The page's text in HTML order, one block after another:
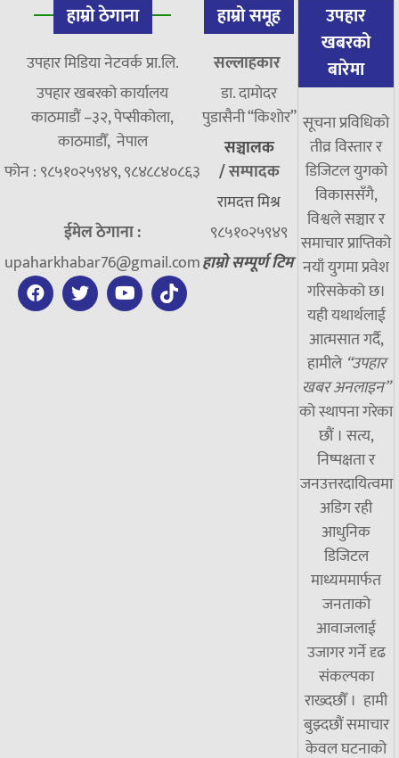
हाम्रो ठेगाना
उपहार मिडिया नेटवर्क प्रा.लि.
उपहार खबरको कार्यालय
काठमाडौं –३२, पेप्सीकोला,
काठमाडौँ, नेपाल
फोन : ९८५१०२५९४९, ९८४८८४०८६३
ईमेल ठेगाना :
upaharkhabar76@gmail.com
हाम्रो समूह
सल्लाहकार
डा. दामाेदर
पुडासैनी “किशाेर”
सञ्चालक
/सम्पादक
रामदत्त मिश्र
९८५१०२५९४९
हाम्रो सम्पूर्ण टिम
उपहार
खबरको
बारेमा
सूचना प्रविधिको
तीव्र विस्तार र
डिजिटल युगको
विकाससँगै,
विश्वले सञ्चार र
समाचार प्राप्तिको
नयाँ युगमा प्रवेश
गरिसकेको छ।
यही यथार्थलाई
आत्मसात गर्दै,
हामीले “उपहार
खबर अनलाइन”
को स्थापना गरेका
छौं । सत्य,
निष्पक्षता र
जनउत्तरदायित्वमा
अडिग रही
आधुनिक
डिजिटल
माध्यममार्फत
जनताको
आवाजलाई
उजागर गर्ने दृढ
संकल्पका
राख्दछौँ । हामी
बुझ्दछौं समाचार
केवल घटनाको